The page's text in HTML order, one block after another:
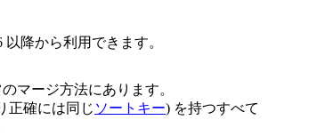
降から利用できます。
マージ方法にあります。
正確には同じ ソートキー) を持つすべて